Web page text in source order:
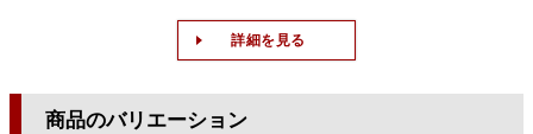
詳細を見る
商品のバリエーション